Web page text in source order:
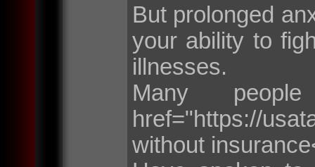
But prolonged
your ability to
illnesses.
Many
href="https://
without